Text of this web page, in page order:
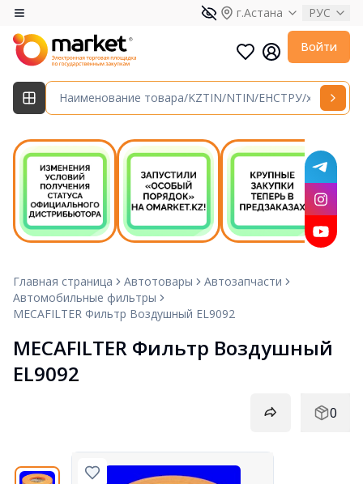
г.Астана РУС
Войти
Главная страница Автотовары
Автозапчасти
Автомобильные фильтры
MECAFILTER Фильтр Воздушный EL9092
MECAFILTER Фильтр Воздушный
EL9092
0